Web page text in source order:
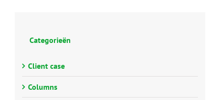
Categorieën
Client case
Columns